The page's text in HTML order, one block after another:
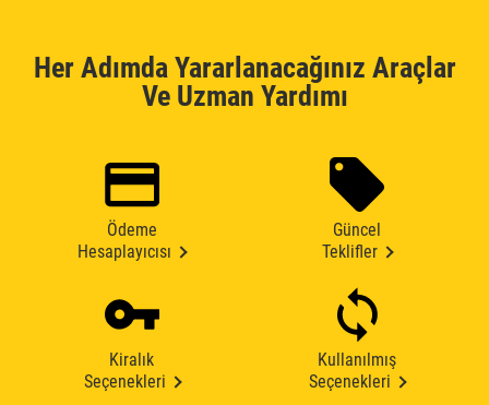
Her Adımda Yararlanacağınız Araçlar
Ve Uzman Yardımı
Ödeme
Hesaplayıcısı
Güncel
Teklifler
Kiralık
Seçenekleri
Kullanılmış
Seçenekleri